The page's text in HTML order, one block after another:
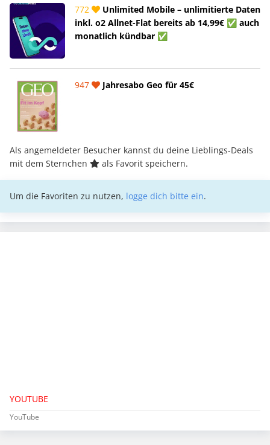
772
Unlimited Mobile – unlimitierte Daten
inkl. o2 Allnet-Flat bereits ab 14,99€ ✅ auch
monatlich kündbar ✅
947 Jahresabo Geo für 45€
Als angemeldeter Besucher kannst du deine Lieblings-Deals
mit dem Sternchen
als Favorit speichern.
Um die Favoriten zu nutzen, logge dich bitte ein.
YOUTUBE
YouTube